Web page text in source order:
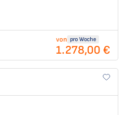
von pro Woche
1.278,00 €